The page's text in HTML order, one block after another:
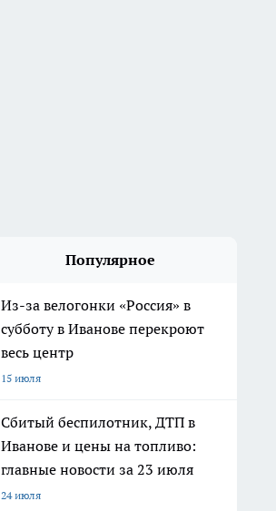
Популярное
Из-за велогонки «Россия» в
субботу в Иванове перекроют
весь центр
15 июля
Сбитый беспилотник, ДТП в
Иванове и цены на топливо:
главные новости за 23 июля
24 июля